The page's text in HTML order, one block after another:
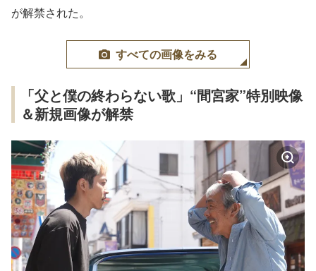
が解禁された。
すべての画像をみる
「父と僕の終わらない歌」“間宮家”特別映像
＆新規画像が解禁